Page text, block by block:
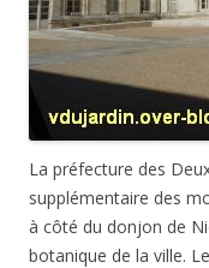
La préfecture des
supplémentaire des
à côté du donjon de
botanique de la ville.